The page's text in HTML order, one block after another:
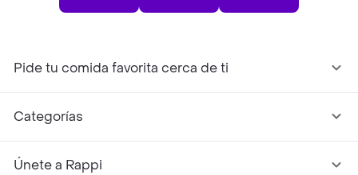
Pide tu comida favorita cerca de ti
Categorías
Únete a Rappi